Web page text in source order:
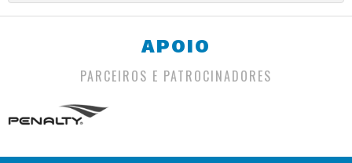
APOIO
PARCEIROS E PATROCINADORES